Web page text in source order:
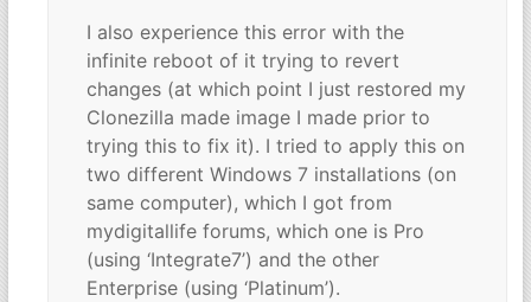
I also experience this error with the
infinite reboot of it trying to revert
changes (at which point I just restored my
Clonezilla made image I made prior to
trying this to fix it). I tried to apply this on
two different Windows 7 installations (on
same computer), which I got from
mydigitallife forums, which one is Pro
(using ‘Integrate7’) and the other
Enterprise (using ‘Platinum’).